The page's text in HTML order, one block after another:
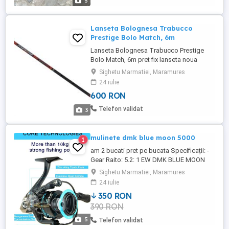
3
Lanseta Bolognesa Trabucco
Prestige Bolo Match, 6m
Lanseta Bolognesa Trabucco Prestige
Bolo Match, 6m pret fix lanseta noua
nefolosita pret in magazin 450
Sighetu Marmatiei, Maramures
24 iulie
600 RON
Telefon validat
5
1 mulinete dmk blue moon 5000
am 2 bucati pret pe bucata Specificații: -
Gear Raito: 5.2: 1 EW DMK BLUE MOON
11BB 5.2:1 2500-5000 Size Spinning
Fishing Reel 16kg Max Drag CNC
Aluminum Spool Moulinet Peche Graphite
Reels Specifications: -- Gear Raito: 5.2:1
Drag Power(4000 /5000 Series): 16KG --
Ball Bearings: 10+1 Features: 1.Graphite ...
Sighetu Marmatiei, Maramures
24 iulie
350 RON
390 RON
Telefon validat